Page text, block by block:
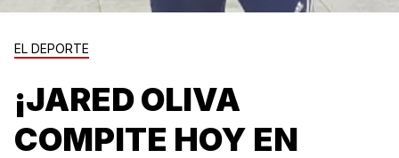
EL DEPORTE
¡JARED OLIVA
COMPITE HOY EN